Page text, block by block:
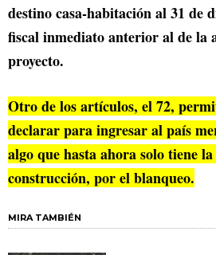
destino casa-habitación al 31 de
fiscal inmediato anterior al de la
proyecto.
Otro de los artículos, el 72,
declarar para ingresar al país
algo que hasta ahora solo tiene
construcción, por el blanqueo.
MIRA TAMBIÉN